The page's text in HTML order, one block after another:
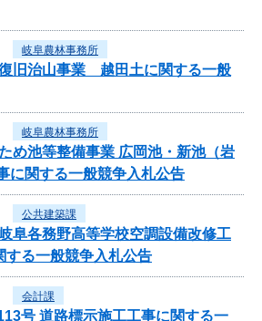
岐阜農林事務所
復旧治山事業 越田土に関する一般
岐阜農林事務所
め池等整備事業 広岡池・新池（岩
に関する一般競争入札公告
公共建築課
阜各務野高等学校空調設備改修工
する一般競争入札公告
会計課
号 道路標示施工工事に関する一